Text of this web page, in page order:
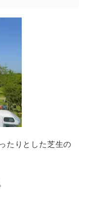
たりとした芝生の